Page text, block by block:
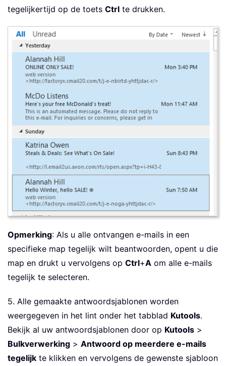
tegelijkertijd op de toets Ctrl te drukken.
Opmerking: Als u alle ontvangen e-mails in een
specifieke map tegelijk wilt beantwoorden, opent u die
map en drukt u vervolgens op Ctrl+A om alle e-mails
tegelijk te selecteren.
5. Alle gemaakte antwoordsjablonen worden
weergegeven in het lint onder het tabblad Kutools.
Bekijk al uw antwoordsjablonen door op Kutools >
Bulkverwerking > Antwoord op meerdere e-mails
tegelijk te klikken en vervolgens de gewenste sjabloon